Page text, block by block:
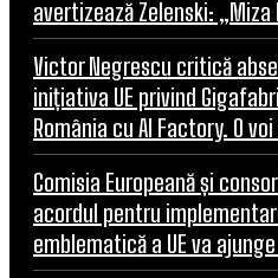
avertizează Zelenski:
Victor Negrescu critică
inițiativa UE privind
România cu AI Factory. O
Comisia Europeană și
acordul pentru
emblematică a UE va